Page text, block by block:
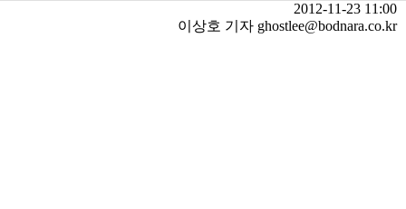
2012-11-23 11:00
이상호 기자 ghostlee@bodnara.co.kr